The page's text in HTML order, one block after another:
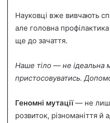
Науковці вже вивчають
але головна
ще до зачаття.
Наше тіло — не ідеальна
пристосовуватись.
Геномні мутації— не
розвиток, різноманіття й